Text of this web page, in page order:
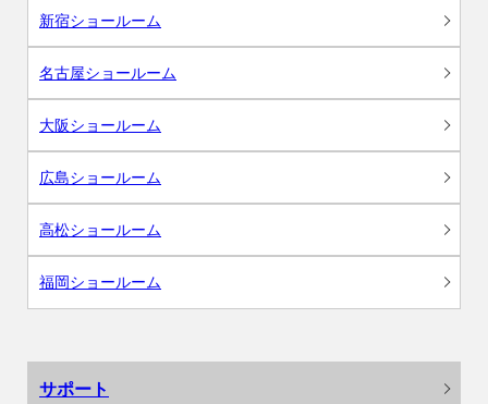
新宿ショールーム
名古屋ショールーム
大阪ショールーム
広島ショールーム
高松ショールーム
福岡ショールーム
サポート